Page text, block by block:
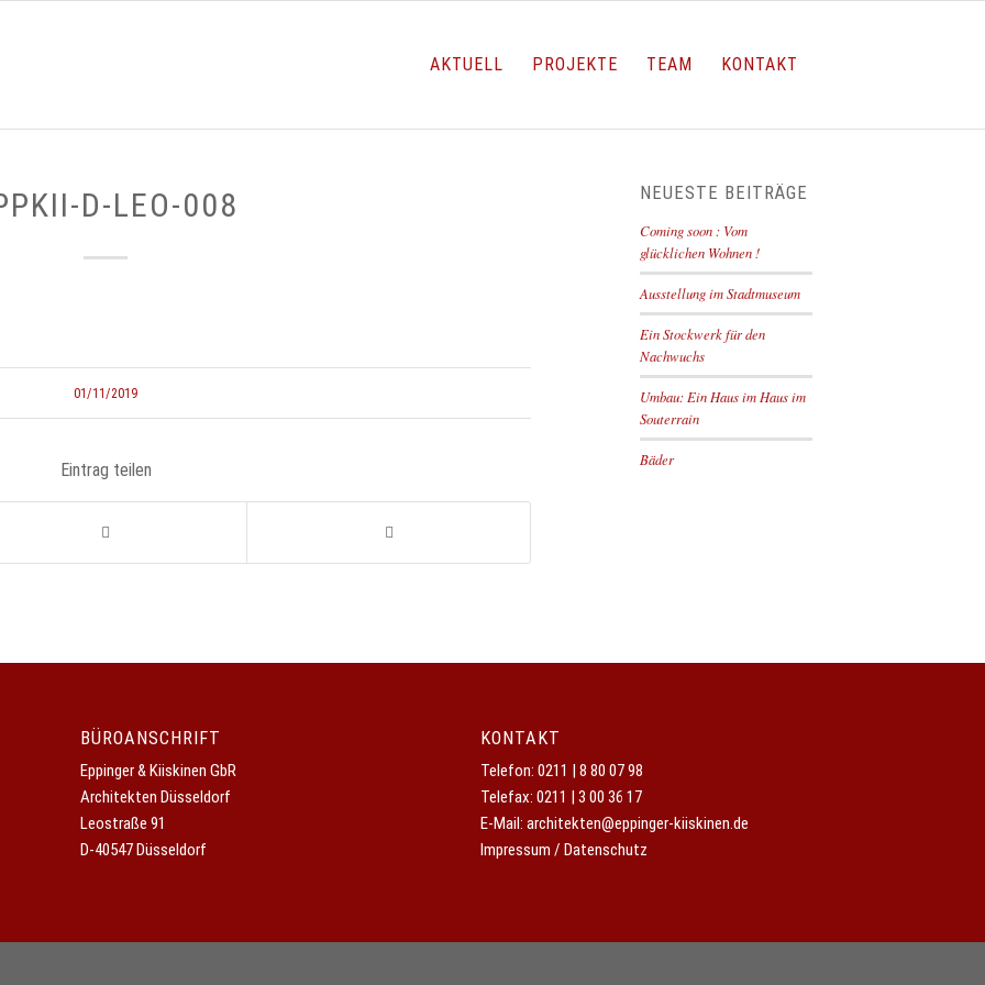
AKTUELL PROJEKTE TEAM KONTAKT
D-LEO-008
01/11/2019
Eintrag teilen
NEUESTE BEITRÄGE
Coming soon : Vom
glücklichen Wohnen !
Ausstellung im Stadtmuseum
Ein Stockwerk für den
Nachwuchs
Umbau: Ein Haus im Haus im
Souterrain
Bäder
BÜROANSCHRIFT
Eppinger & Kiiskinen GbR
Architekten Düsseldorf
Leostraße 91
D-40547 Düsseldorf
KONTAKT
Telefon: 0211 | 8 80 07 98
Telefax: 0211 | 3 00 36 17
E-Mail: architekten@eppinger-kiiskinen.de
Impressum / Datenschutz